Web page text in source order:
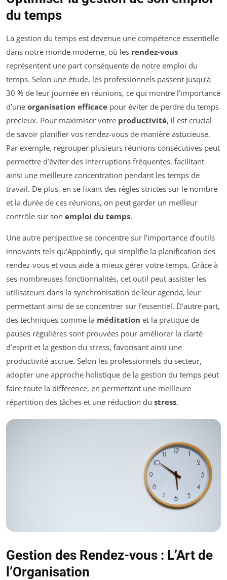
du temps
La gestion du temps est devenue une compétence essentielle
dans notre monde moderne, où les rendez-vous
représentent une part conséquente de notre emploi du
temps. Selon une étude, les professionnels passent jusqu’à
30 % de leur journée en réunions, ce qui montre l’importance
d’une organisation efficace pour éviter de perdre du temps
précieux. Pour maximiser votre productivité, il est crucial
de savoir planifier vos rendez-vous de manière astucieuse.
Par exemple, regrouper plusieurs réunions consécutives peut
permettre d’éviter des interruptions fréquentes, facilitant
ainsi une meilleure concentration pendant les temps de
travail. De plus, en se fixant des règles strictes sur le nombre
et la durée de ces réunions, on peut garder un meilleur
contrôle sur son emploi du temps.
Une autre perspective se concentre sur l’importance d’outils
innovants tels qu’Appointly, qui simplifie la planification des
rendez-vous et vous aide à mieux gérer votre temps. Grâce à
ses nombreuses fonctionnalités, cet outil peut assister les
utilisateurs dans la synchronisation de leur agenda, leur
permettant ainsi de se concentrer sur l’essentiel. D’autre part,
des techniques comme la méditation et la pratique de
pauses régulières sont prouvées pour améliorer la clarté
d’esprit et la gestion du stress, favorisant ainsi une
productivité accrue. Selon les professionnels du secteur,
adopter une approche holistique de la gestion du temps peut
faire toute la différence, en permettant une meilleure
répartition des tâches et une réduction du stress.
Gestion des Rendez-vous : L’Art de
l’Organisation